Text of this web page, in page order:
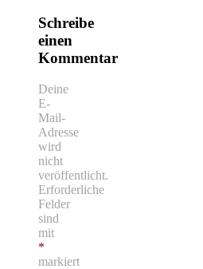
Schreibe
einen
Kommentar
Deine
E-
Mail-
Adresse
wird
nicht
veröffentlicht.
Erforderliche
Felder
sind
mit
*
markiert